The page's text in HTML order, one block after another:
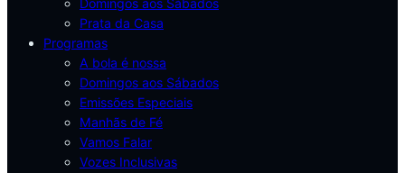
Domingos aos Sábados
Prata da Casa
Programas
A bola é nossa
Domingos aos Sábados
Emissões Especiais
Manhãs de Fé
Vamos Falar
Vozes Inclusivas